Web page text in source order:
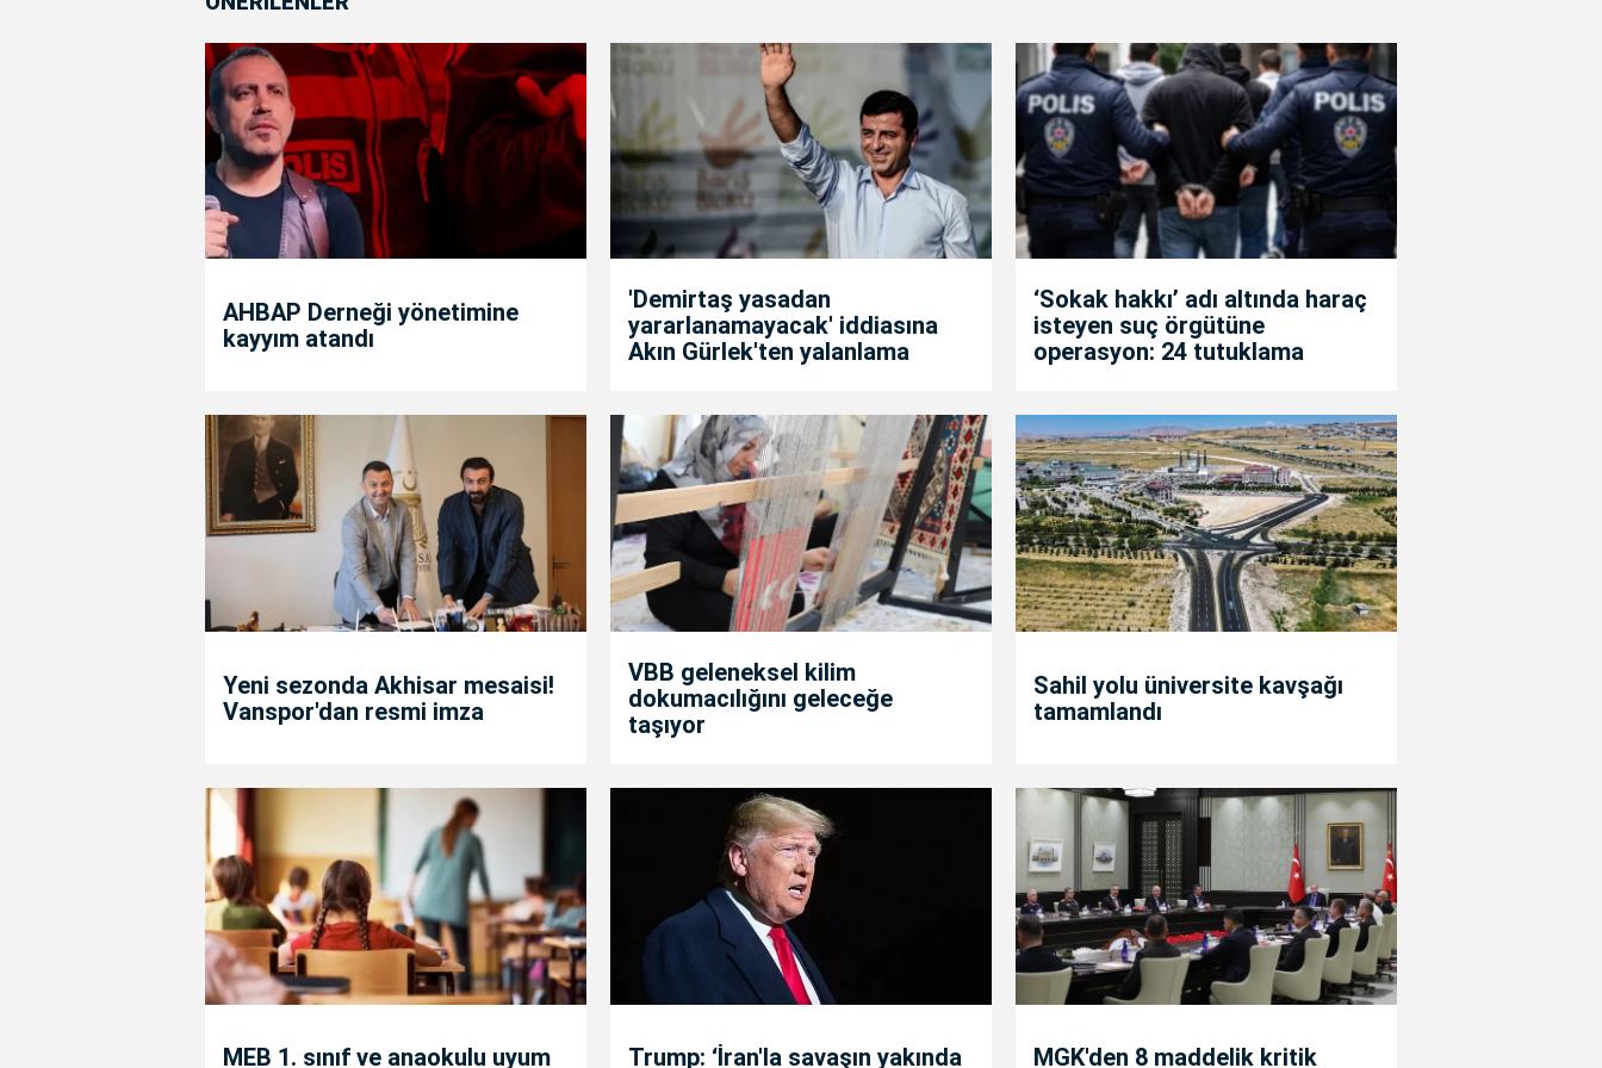
AHBAP Derneği yönetimine
kayyım atandı
'Demirtaş yasadan
yararlanamayacak' iddiasına
Akın Gürlek'ten yalanlama
‘Sokak hakkı’ adı altında haraç
isteyen suç örgütüne
operasyon: 24 tutuklama
Yeni sezonda Akhisar mesaisi!
Vanspor'dan resmi imza
VBB geleneksel kilim
dokumacılığını geleceğe
taşıyor
Sahil yolu üniversite kavşağı
tamamlandı
MEB 1. sınıf ve anaokulu uyum Trump: ‘İran'la savaşın yakında MGK'den 8 maddelik kritik